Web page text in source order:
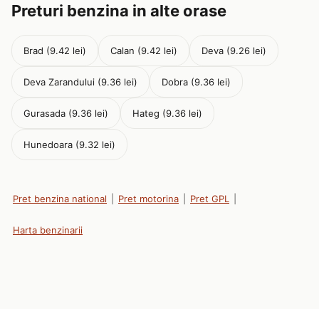
Preturi benzina in alte orase
Brad (9.42 lei) Calan (9.42 lei) Deva (9.26 lei)
Deva Zarandului (9.36 lei) Dobra (9.36 lei)
Gurasada (9.36 lei) Hateg (9.36 lei)
Hunedoara (9.32 lei)
Pret benzina national Pret motorina Pret GPL
Harta benzinarii